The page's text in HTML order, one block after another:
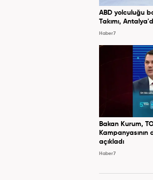
ABD yolculuğu
Takımı,
Haber7
Bakan Kurum,
Kampanyasının
açıkladı
Haber7